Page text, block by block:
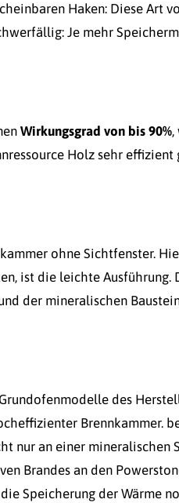
Haken: Diese Art
Je mehr
Wirkungsgrad von bis 90%,
Holz sehr
ohne Sichtfenster.
ist die leichte
der mineralischen
des
Brennkammer.
nur an einer
Brandes an den
Speicherung der Wärme